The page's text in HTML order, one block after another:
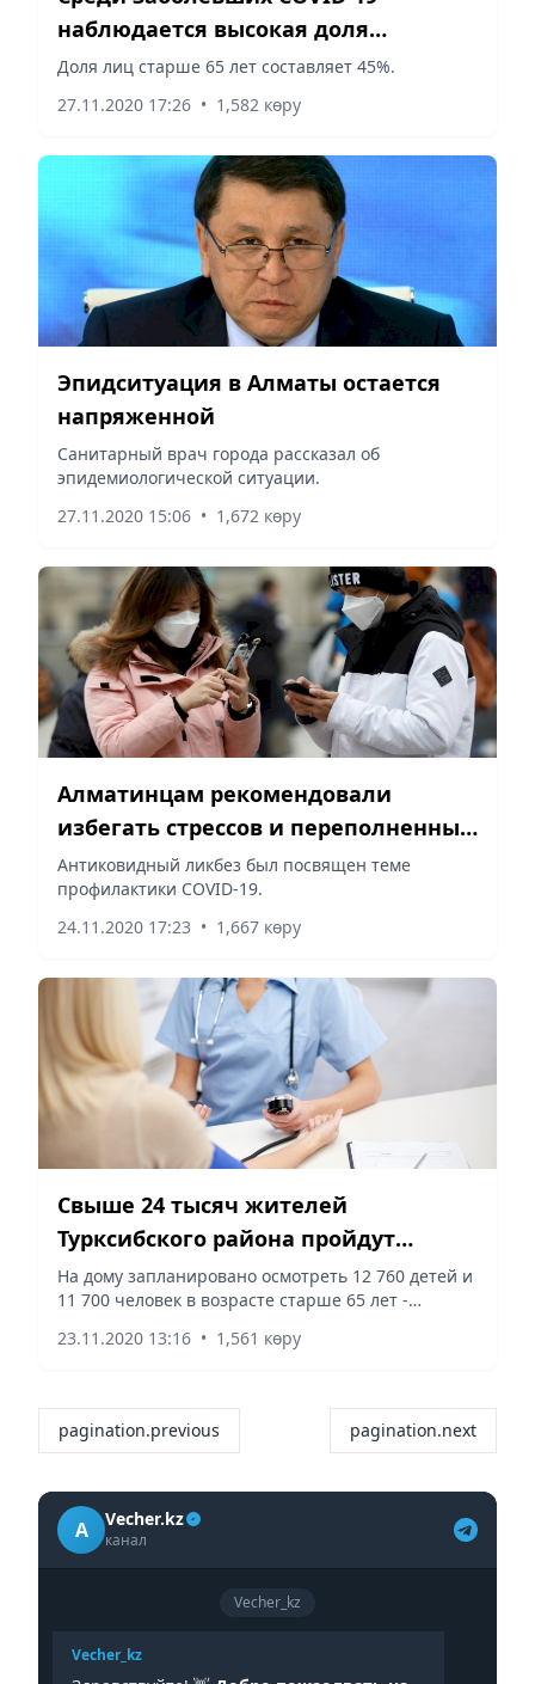
наблюдается высокая доля
пожилых лиц
Доля лиц старше 65 лет составляет 45%.
27.11.2020 17:26 • 1,582 көру
Эпидситуация в Алматы остается
напряженной
Cанитарный врач города рассказал об
эпидемиологической ситуации.
27.11.2020 15:06 • 1,672 көру
Алматинцам рекомендовали
избегать стрессов и переполненных
помещений
Антиковидный ликбез был посвящен теме
профилактики COVID-19.
24.11.2020 17:23 • 1,667 көру
Свыше 24 тысяч жителей
Турксибского района пройдут
бесплатный профосмотр на дому
На дому запланировано осмотреть 12 760 детей и
11 700 человек в возрасте старше 65 лет -
23.11.2020 13:16 • 1,561 көру
pagination.previous pagination.next
A Vecher.kz
канал
Vecher_kz
Vecher_kz